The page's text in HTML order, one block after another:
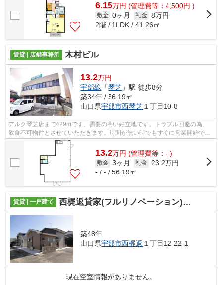
6.15万円 (管理費等：4,500円 )
敷金 0ヶ月 礼金 8万円
2階 / 1LDK / 41.26㎡
賃貸 | 店舗事務所 木村ビル
13.2万円
宇部線 「琴芝 」駅 徒歩8分
築34年 / 56.19㎡
山口県宇部市西琴芝１丁目10-8
アルク琴芝店まで429mです。需要の高い好立地です。トラブル回避の為、
飲食不可物件とさせていただきます。時間が無い時でもすぐに営業開始でき
ます。お車をお持ちの方に駐車スペース...
13.2万円 (管理費等：- )
敷金 3ヶ月 礼金
23.2万円
- / - / 56.19㎡
賃貸 | 一戸建て 西梶返貸家(フルリノベーション)Ａ棟
築48年
山口県宇部市西梶返 １丁目12-22-1
現在空室情報がありません。